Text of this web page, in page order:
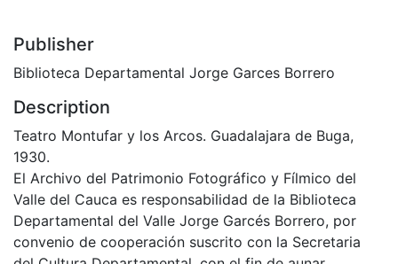
Publisher
Biblioteca Departamental Jorge Garces Borrero
Description
Teatro Montufar y los Arcos. Guadalajara de Buga,
1930.
El Archivo del Patrimonio Fotográfico y Fílmico del
Valle del Cauca es responsabilidad de la Biblioteca
Departamental del Valle Jorge Garcés Borrero, por
convenio de cooperación suscrito con la Secretaria